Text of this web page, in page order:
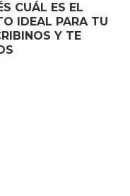
CUÁL ES EL
IDEAL PARA TU
Y TE